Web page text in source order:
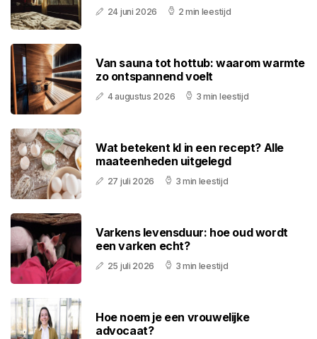
24 juni 2026 2 min leestijd
Van sauna tot hottub: waarom warmte
zo ontspannend voelt
4 augustus 2026 3 min leestijd
Wat betekent kl in een recept? Alle
maateenheden uitgelegd
27 juli 2026 3 min leestijd
Varkens levensduur: hoe oud wordt
een varken echt?
25 juli 2026 3 min leestijd
Hoe noem je een vrouwelijke
advocaat?